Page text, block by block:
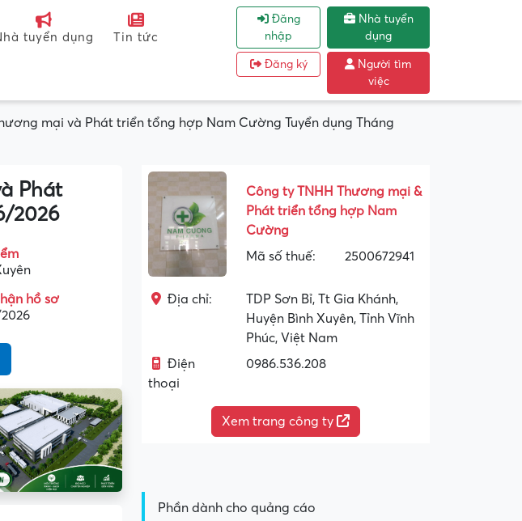
tuyển dụng Tin tức
Đăng
nhập
Đăng ký
Nhà tuyển
dụng
Người tìm
việc
mại và Phát triển tổng hợp Nam Cường Tuyển dụng Tháng
Phát
2026
hồ sơ
Công ty TNHH Thương mại &
Phát triển tổng hợp Nam
Cường
Mã số thuế:
2500672941
Địa chỉ:
TDP Sơn Bỉ, Tt Gia Khánh,
Huyện Bình Xuyên, Tỉnh Vĩnh
Phúc, Việt Nam
Điện
thoại
0986.536.208
Xem trang công ty
Phần dành cho quảng cáo